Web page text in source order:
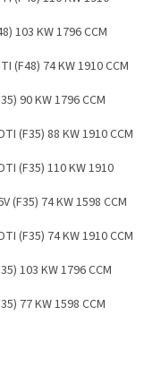
103 KW 1796 CCM
(F48) 74 KW 1910 CCM
90 KW 1796 CCM
(F35) 88 KW 1910 CCM
(F35) 110 KW 1910
(F35) 74 KW 1598 CCM
(F35) 74 KW 1910 CCM
103 KW 1796 CCM
77 KW 1598 CCM